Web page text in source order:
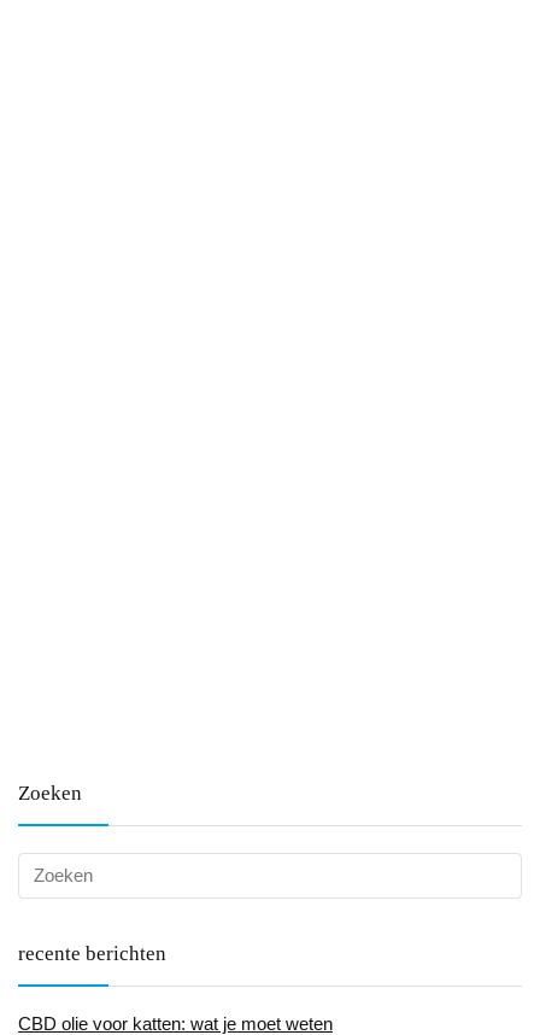
Zoeken
recente berichten
CBD olie voor katten: wat je moet weten